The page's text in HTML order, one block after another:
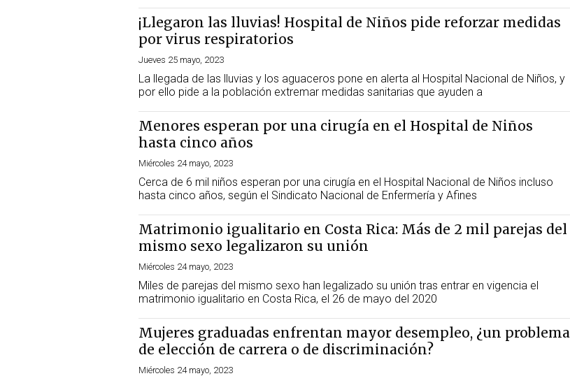
¡Llegaron las lluvias! Hospital de Niños pide reforzar medidas
por virus respiratorios
Jueves 25 mayo, 2023
La llegada de las lluvias y los aguaceros pone en alerta al Hospital Nacional de Niños, y
por ello pide a la población extremar medidas sanitarias que ayuden a
Menores esperan por una cirugía en el Hospital de Niños
hasta cinco años
Miércoles 24 mayo, 2023
Cerca de 6 mil niños esperan por una cirugía en el Hospital Nacional de Niños incluso
hasta cinco años, según el Sindicato Nacional de Enfermería y Afines
Matrimonio igualitario en Costa Rica: Más de 2 mil parejas del
mismo sexo legalizaron su unión
Miércoles 24 mayo, 2023
Miles de parejas del mismo sexo han legalizado su unión tras entrar en vigencia el
matrimonio igualitario en Costa Rica, el 26 de mayo del 2020
Mujeres graduadas enfrentan mayor desempleo, ¿un problema
de elección de carrera o de discriminación?
Miércoles 24 mayo, 2023